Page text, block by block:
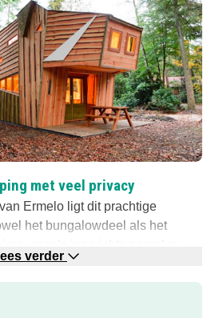
met veel privacy
Ermelo ligt dit prachtige
het bungalowdeel als het
sommige zelfs 500m2! Het park
waarvandaan je heerlijk kunt
verder